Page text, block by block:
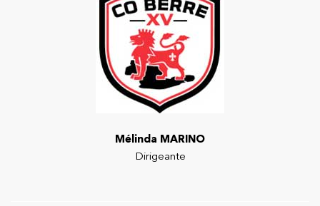
Mélinda MARINO
Dirigeante